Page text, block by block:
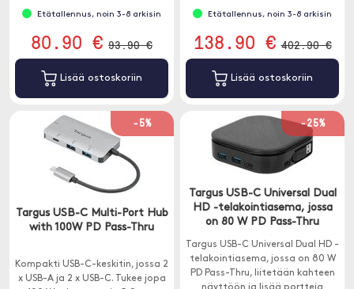
Etätallennus, noin 3-8 arkisin
80.90 € 93.90 €
Lisää ostoskoriin
Etätallennus, noin 3-8 arkisin
138.90 € 402.90 €
Lisää ostoskoriin
-5%
Targus USB-C Multi-Port Hub
with 100W PD Pass-Thru
Kompakti USB-C-keskitin, jossa 2
x USB-A ja 2 x USB-C. Tukee jopa
-25%
Targus USB-C Universal Dual
HD -telakointiasema, jossa
on 80 W PD Pass-Thru
Targus USB-C Universal Dual HD -
telakointiasema, jossa on 80 W
PD Pass-Thru, liitetään kahteen